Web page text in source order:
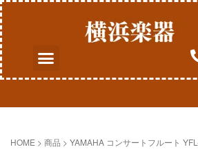
HOME > 商品 > YAMAHA コンサートフルート